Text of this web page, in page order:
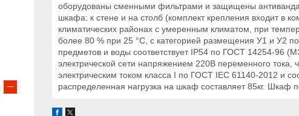
оборудованы сменными фильтрами и защищены
шкафа: к стене и на столб (комплект крепления входит в
климатических районах с умеренным климатом, при
более 80 % при 25 °С, с категорией размещения У1 и У2
предметов и воды соответствует IP54 по ГОСТ 14254-96
электрической сети напряжением 220В переменного
электрическим током класса I по ГОСТ IEC 61140-2012 и
распределенная нагрузка на шкаф составляет 85кг. Шкаф